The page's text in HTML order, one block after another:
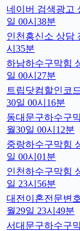
네이버 검색광고
일 00시38분
인천흥신소 상담
시35분
하남하수구막힘
일 00시27분
트립닷컴할인코
30일 00시16분
동대문구하수구
월30일 00시12분
중랑하수구막힘
일 00시01분
인천하수구막힘
일 23시56분
대전이혼전문변
월29일 23시49분
서대문구하수구